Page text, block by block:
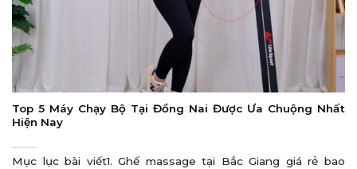
Top 5 Máy Chạy Bộ Tại Đồng Nai Được Ưa Chuộng Nhất
Hiện Nay
Mục lục bài viết1. Ghế massage tại Bắc Giang giá rẻ bao